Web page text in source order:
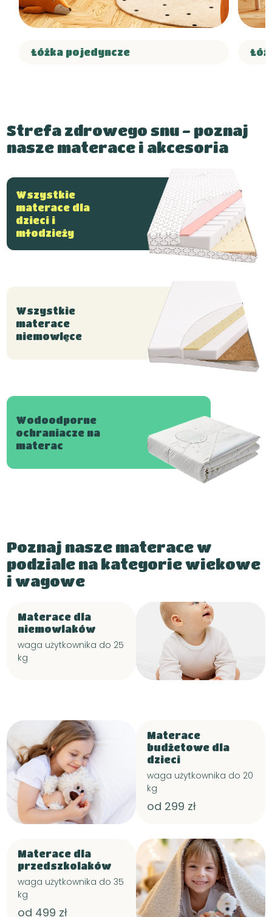
Łóżka pojedyncze
Strefa zdrowego snu - poznaj
nasze materace i akcesoria
Wszystkie
materace dla
dzieci i
młodzieży
Wszystkie
materace
niemowlęce
Wodoodporne
ochraniacze na
materac
Poznaj nasze materace w
podziale na kategorie wiekowe
i wagowe
Materace dla
niemowlaków
waga użytkownika do 25
kg
Materace
budżetowe dla
dzieci
waga użytkownika do 20
kg
od 299 zł
Materace dla
przedszkolaków
waga użytkownika do 35
kg
od 499 zł